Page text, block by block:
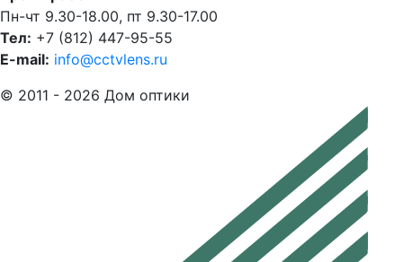
Пн-чт 9.30-18.00, пт 9.30-17.00
Тел: +7 (812) 447-95-55
E-mail: info@cctvlens.ru
© 2011 - 2026 Дом оптики